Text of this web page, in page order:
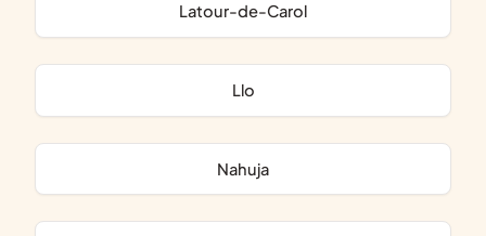
Latour-de-Carol
Llo
Nahuja